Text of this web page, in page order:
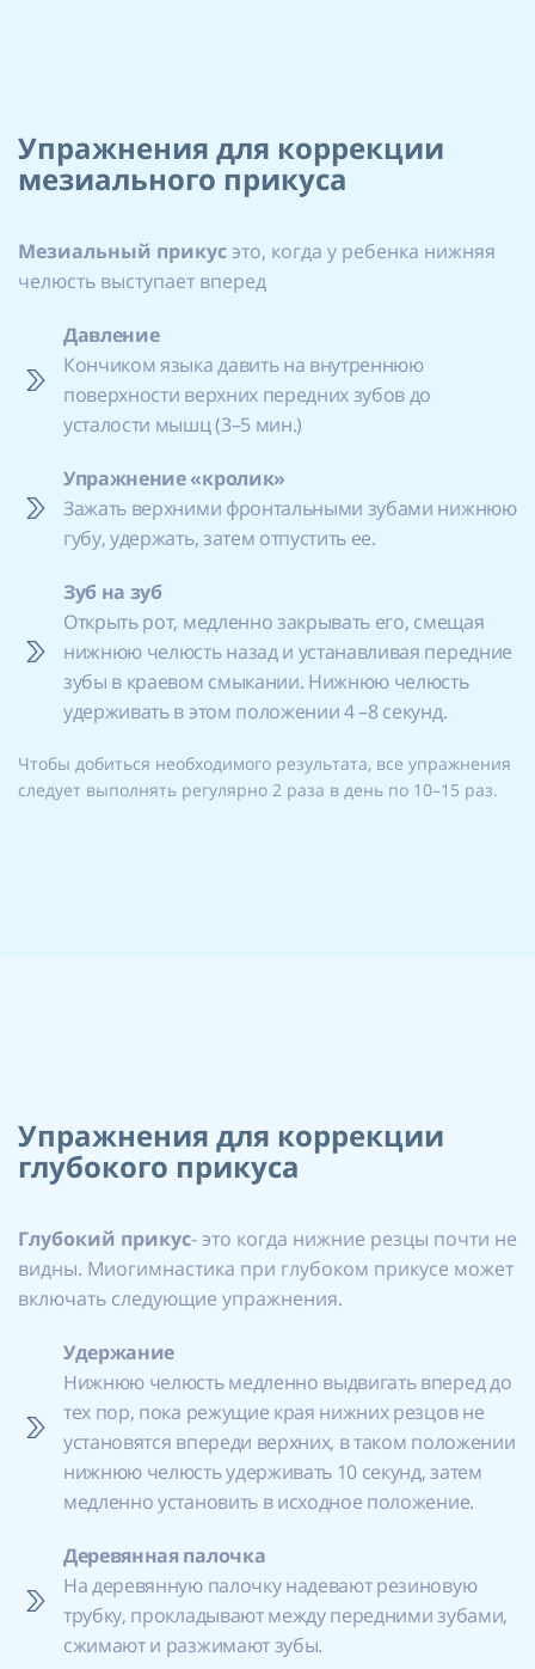
Упражнения для коррекции
мезиального прикуса
Мезиальный прикусэто, когда у ребенка нижняя
челюсть выступает вперед
Давление
Кончиком языка давить на внутреннюю
поверхности верхних передних зубов до
усталости мышц (3–5 мин.)
Упражнение «кролик»
Зажать верхними фронтальными зубами нижнюю
губу, удержать, затем отпустить ее.
Зуб на зуб
Открыть рот, медленно закрывать его, смещая
нижнюю челюсть назад и устанавливая передние
зубы в краевом смыкании. Нижнюю челюсть
удерживать в этом положении 4 –8 секунд.
Чтобы добиться необходимого результата, все упражнения
следует выполнять регулярно 2 раза в день по 10–15 раз.
Упражнения для коррекции
глубокого прикуса
Глубокий прикус- это когда нижние резцы почти не
видны. Миогимнастика при глубоком прикусе может
включать следующие упражнения.
Удержание
Нижнюю челюсть медленно выдвигать вперед до
тех пор, пока режущие края нижних резцов не
установятся впереди верхних, в таком положении
нижнюю челюсть удерживать 10 секунд, затем
медленно установить в исходное положение.
Деревянная палочка
На деревянную палочку надевают резиновую
трубку, прокладывают между передними зубами,
сжимают и разжимают зубы.